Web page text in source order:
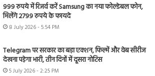
999 रुपये में रिजर्व करें Samsung का नया फोल्डेबल फोन,
मिलेंगे 2799 रुपये के फायदे
8 July 2026 - 5:54 PM
Telegram पर सरकार का बड़ा एक्शन, फिल्में और वेब सीरीज
देखना पड़ेगा भारी, तीन दिनों में दूसरा नोटिस
5 July 2026 - 2:25 PM